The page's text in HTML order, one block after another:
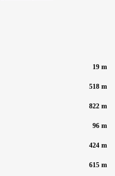
19 m
518 m
822 m
96 m
424 m
615 m